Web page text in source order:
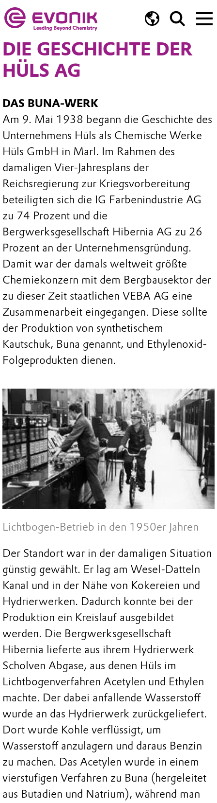
DIE GESCHICHTE DER
HÜLS AG
DAS BUNA-WERK
Am 9. Mai 1938 begann die Geschichte des
Unternehmens Hüls als Chemische Werke
Hüls GmbH in Marl. Im Rahmen des
damaligen Vier-Jahresplans der
Reichsregierung zur Kriegsvorbereitung
beteiligten sich die IG Farbenindustrie AG
zu 74 Prozent und die
Bergwerksgesellschaft Hibernia AG zu 26
Prozent an der Unternehmensgründung.
Damit war der damals weltweit größte
Chemiekonzern mit dem Bergbausektor der
zu dieser Zeit staatlichen VEBA AG eine
Zusammenarbeit eingegangen. Diese sollte
der Produktion von synthetischem
Kautschuk, Buna genannt, und Ethylenoxid-
Folgeprodukten dienen.
Lichtbogen-Betrieb in den 1950er Jahren
Der Standort war in der damaligen Situation
günstig gewählt. Er lag am Wesel-Datteln
Kanal und in der Nähe von Kokereien und
Hydrierwerken. Dadurch konnte bei der
Produktion ein Kreislauf ausgebildet
werden. Die Bergwerksgesellschaft
Hibernia lieferte aus ihrem Hydrierwerk
Scholven Abgase, aus denen Hüls im
Lichtbogenverfahren Acetylen und Ethylen
machte. Der dabei anfallende Wasserstoff
wurde an das Hydrierwerk zurückgeliefert.
Dort wurde Kohle verflüssigt, um
Wasserstoff anzulagern und daraus Benzin
zu machen. Das Acetylen wurde in einem
vierstufigen Verfahren zu Buna (hergeleitet
aus Butadien und Natrium), während man